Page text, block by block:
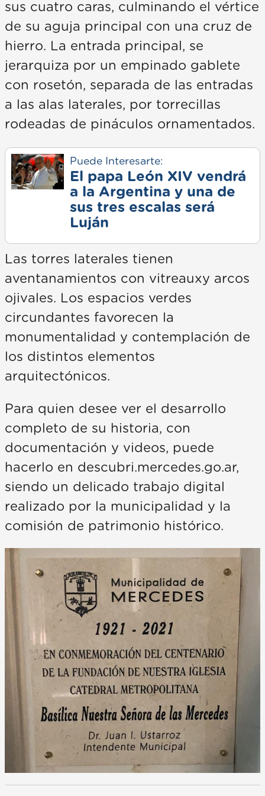
sus cuatro caras, culminando el vértice
de su aguja principal con una cruz de
hierro. La entrada principal, se
jerarquiza por un empinado gablete
con rosetón, separada de las entradas
a las alas laterales, por torrecillas
rodeadas de pináculos ornamentados.
Puede Interesarte:
El papa León XIV vendrá
a la Argentina y una de
sus tres escalas será
Luján
Las torres laterales tienen
aventanamientos con vitreauxy arcos
ojivales. Los espacios verdes
circundantes favorecen la
monumentalidad y contemplación de
los distintos elementos
arquitectónicos.
Para quien desee ver el desarrollo
completo de su historia, con
documentación y videos, puede
hacerlo en descubri.mercedes.go.ar,
siendo un delicado trabajo digital
realizado por la municipalidad y la
comisión de patrimonio histórico.